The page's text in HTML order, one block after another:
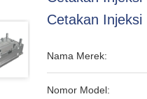
Cetakan Injeksi
Nama Merek:
Nomor Model: